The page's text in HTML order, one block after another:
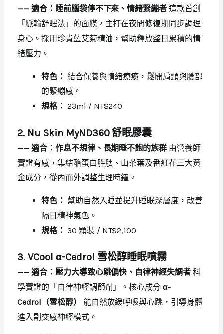
—— 適合：睡前腦袋停不下來、情緒緊繃者這款首創
「脈輪舒眠法」的面膜，主打在夜間修復期同步調理
身心。採用珍貴藍艾菊精油，幫助釋放整日累積的情
緒壓力。
特色： 結合保養與情緒療癒，鬆開肩頸與臉部
的緊繃感。
規格： 23ml / NT$240
2. Nu Skin MyND360 舒眠膠囊
—— 適合：作息不規律、長期睡不飽的族群由營養師
實證有感，集結酪蛋白胜肽、山茶葉及番紅花三大黃
金成分，從內而外調整生理時鐘。
特色： 幫助自然入睡並提升睡眠深層度，改善
隔日精神氣色。
規格： 30 顆裝 / NT$2,100
3. VCool α-Cedrol 雪松醇睡眠噴霧
—— 適合：壓力大導致心跳偏快、自律神經失調者科
學實證的「自律神經調節劑」。核心成分 α-
Cedrol（雪松醇）
能自然放緩呼吸與心跳，引導身體
進入副交感神經模式。